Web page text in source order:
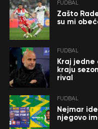
FUDBAL
Zašto
su mi
FUDBAL
Kraj jedne
kraju
rival
FUDBAL
Nejmar
njegovo